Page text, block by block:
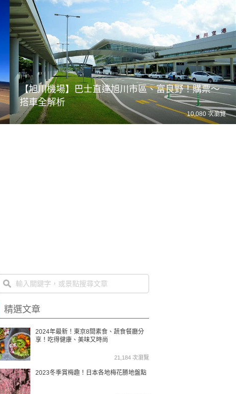
【旭川機場】巴士直達旭川市區、富良野！購票～
搭車全解析
10,080 次瀏覽
精選文章
2024年最新！東京8間素食、蔬食餐廳分
享！吃得健康、美味又時尚
21,184 次瀏覽
2023冬季賞梅趣！日本各地梅花勝地盤點